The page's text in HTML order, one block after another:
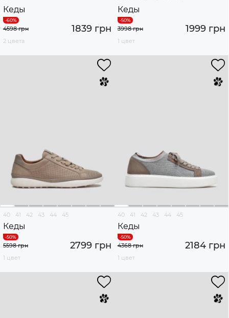
Кеды
1839 грн
4598 грн
2 цвета
Кеды
1999 грн
3998 грн
1 цвет
40 41 42 43 44 45
Кеды
2799 грн
5598 грн
1 цвет
40 41 42 43 44 45
Кеды
2184 грн
4368 грн
1 цвет